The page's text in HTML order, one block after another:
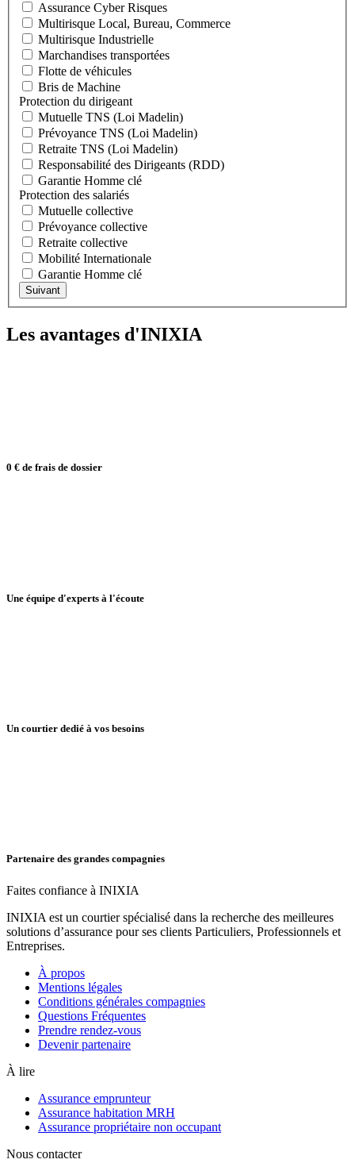
Assurance Cyber Risques
Multirisque Local, Bureau, Commerce
Multirisque Industrielle
Marchandises transportées
Flotte de véhicules
Bris de Machine
Protection du dirigeant
Mutuelle TNS (Loi Madelin)
Prévoyance TNS (Loi Madelin)
Retraite TNS (Loi Madelin)
Responsabilité des Dirigeants (RDD)
Garantie Homme clé
Protection des salariés
Mutuelle collective
Prévoyance collective
Retraite collective
Mobilité Internationale
Garantie Homme clé
Suivant
Les avantages d'INIXIA
0 € de frais de dossier
Une équipe d'experts à l'écoute
Un courtier dedié à vos besoins
Partenaire des grandes compagnies
Faites confiance à INIXIA
INIXIA est un courtier spécialisé dans la recherche des meilleures
solutions d’assurance pour ses clients Particuliers, Professionnels et
Entreprises.
À propos
Mentions légales
Conditions générales compagnies
Questions Fréquentes
Prendre rendez-vous
Devenir partenaire
À lire
Assurance emprunteur
Assurance habitation MRH
Assurance propriétaire non occupant
Nous contacter